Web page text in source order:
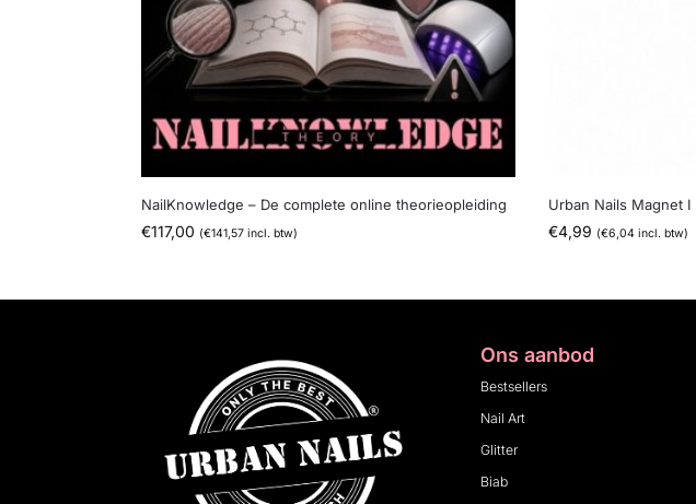
NailKnowledge – De complete online theorieopleiding
€117,00 (€141,57incl. btw)
Urban Nails Magnet I
€4,99 (€6,04 incl. btw)
Ons aanbod
Bestsellers
Nail Art
Glitter
Biab